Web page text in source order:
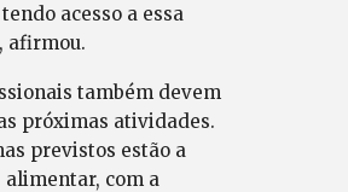
acesso a essa
afirmou.
também devem
próximas atividades.
previstos estão a
com a